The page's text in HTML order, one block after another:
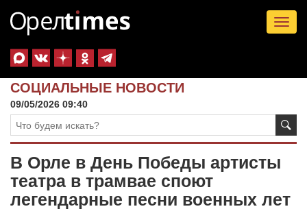
СОЦИАЛЬНЫЕ НОВОСТИ
09/05/2026 09:40
В Орле в День Победы артисты
театра в трамвае споют
легендарные песни военных лет